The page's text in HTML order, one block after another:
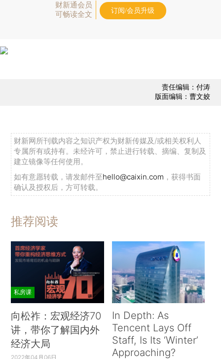
财新通会员
可畅读全文
订阅/会员升级
责任编辑：付涛
版面编辑：曹文姣
财新网所刊载内容之知识产权为财新传媒及/或相关权利人
专属所有或持有。未经许可，禁止进行转载、摘编、复制及
建立镜像等任何使用。
如有意愿转载，请发邮件至hello@caixin.com ，获得书面
确认及授权后，方可转载。
推荐阅读
私房课
向松祚：宏观经济70
讲，带你了解国内外
经济大局
2022年04月06日
In Depth: As
Tencent Lays Off
Staff, Is Its ‘Winter’
Approaching?